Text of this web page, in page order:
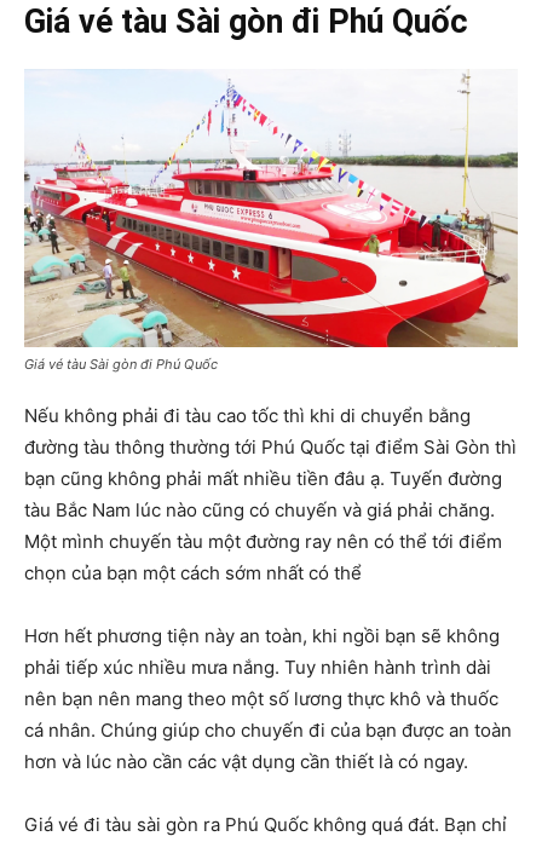
Giá vé tàu Sài gòn đi Phú Quốc
Giá vé tàu Sài gòn đi Phú Quốc
Nếu không phải đi tàu cao tốc thì khi di chuyển bằng
đường tàu thông thường tới Phú Quốc tại điểm Sài Gòn thì
bạn cũng không phải mất nhiều tiền đâu ạ. Tuyến đường
tàu Bắc Nam lúc nào cũng có chuyến và giá phải chăng.
Một mình chuyến tàu một đường ray nên có thể tới điểm
chọn của bạn một cách sớm nhất có thể
Hơn hết phương tiện này an toàn, khi ngồi bạn sẽ không
phải tiếp xúc nhiều mưa nắng. Tuy nhiên hành trình dài
nên bạn nên mang theo một số lương thực khô và thuốc
cá nhân. Chúng giúp cho chuyến đi của bạn được an toàn
hơn và lúc nào cần các vật dụng cần thiết là có ngay.
Giá vé đi tàu sài gòn ra Phú Quốc không quá đát. Bạn chỉ